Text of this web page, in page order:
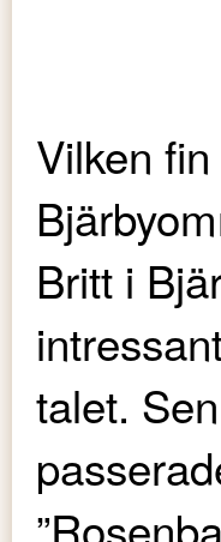
Vilken
Britt i
talet.